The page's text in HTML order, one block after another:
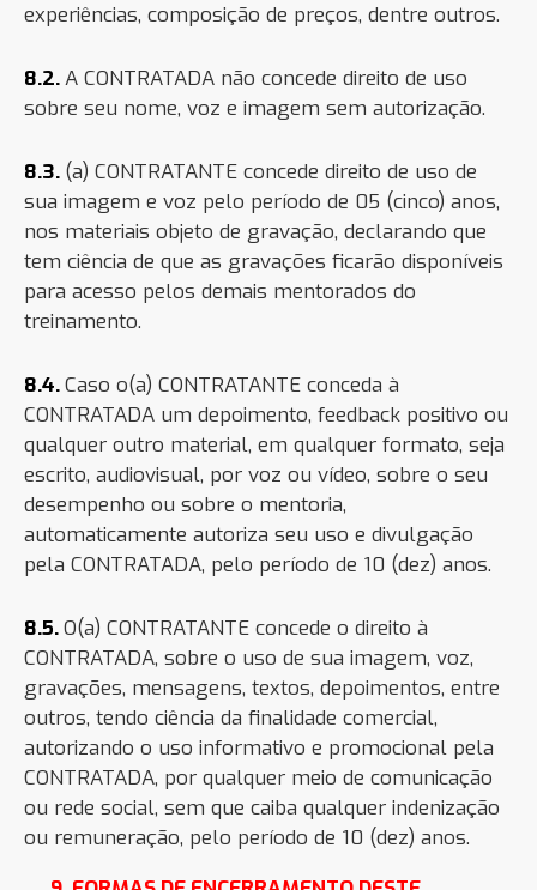
experiências, composição de preços, dentre outros.
8.2.A CONTRATADA não concede direito de uso
sobre seu nome, voz e imagem sem autorização.
8.3. (a) CONTRATANTE concede direito de uso de
sua imagem e voz pelo período de 05 (cinco) anos,
nos materiais objeto de gravação, declarando que
tem ciência de que as gravações ficarão disponíveis
para acesso pelos demais mentorados do
treinamento.
8.4.Caso o(a) CONTRATANTE conceda à
CONTRATADA um depoimento, feedback positivo ou
qualquer outro material, em qualquer formato, seja
escrito, audiovisual, por voz ou vídeo, sobre o seu
desempenho ou sobre o mentoria,
automaticamente autoriza seu uso e divulgação
pela CONTRATADA, pelo período de 10 (dez) anos.
8.5.O(a) CONTRATANTE concede o direito à
CONTRATADA, sobre o uso de sua imagem, voz,
gravações, mensagens, textos, depoimentos, entre
outros, tendo ciência da finalidade comercial,
autorizando o uso informativo e promocional pela
CONTRATADA, por qualquer meio de comunicação
ou rede social, sem que caiba qualquer indenização
ou remuneração, pelo período de 10 (dez) anos.